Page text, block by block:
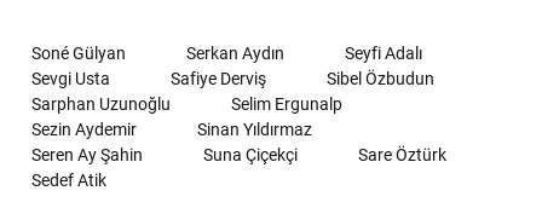
Soné Gülyan Serkan Aydın
Seyfi Adalı
Sevgi Usta
Safiye Derviş
Sibel Özbudun
Sarphan Uzunoğlu
Selim Ergunalp
Sezin Aydemir
Sinan Yıldırmaz
Seren Ay Şahin
Suna Çiçekçi
Sare Öztürk
Sedef Atik